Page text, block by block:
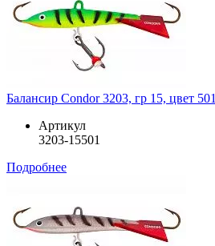
Балансир Condor 3203, гр 15, цвет 501
Артикул
3203-15501
Подробнее